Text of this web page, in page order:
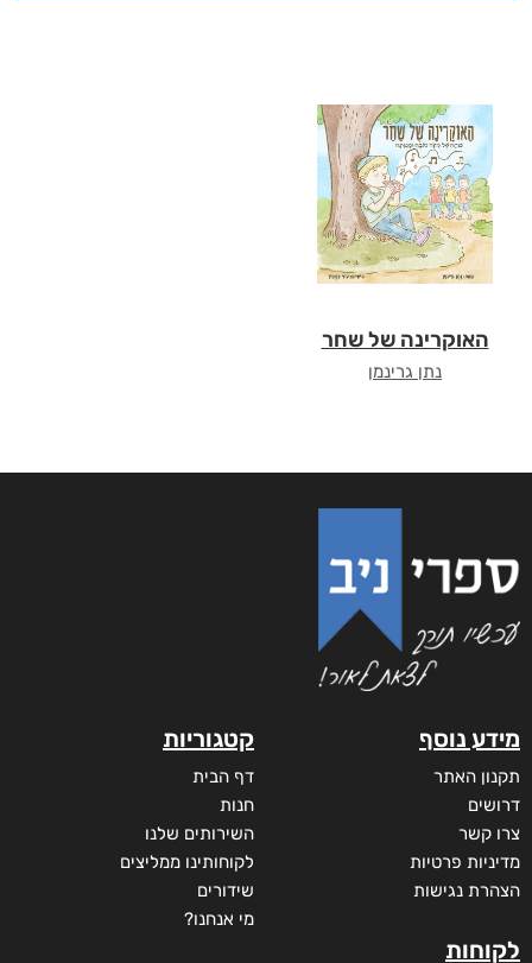
האוקרינה של שחר
נתן גרינמן
מידע נוסף
תקנון האתר
דרושים
צרו קשר
מדיניות פרטיות
הצהרת נגישות
לקוחות
קטגוריות
דף הבית
חנות
השירותים שלנו
לקוחותינו ממליצים
שידורים
מי אנחנו?